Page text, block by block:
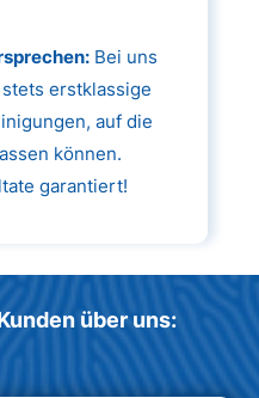
Bei uns
erstklassige
auf die
können.
garantiert!
über uns: